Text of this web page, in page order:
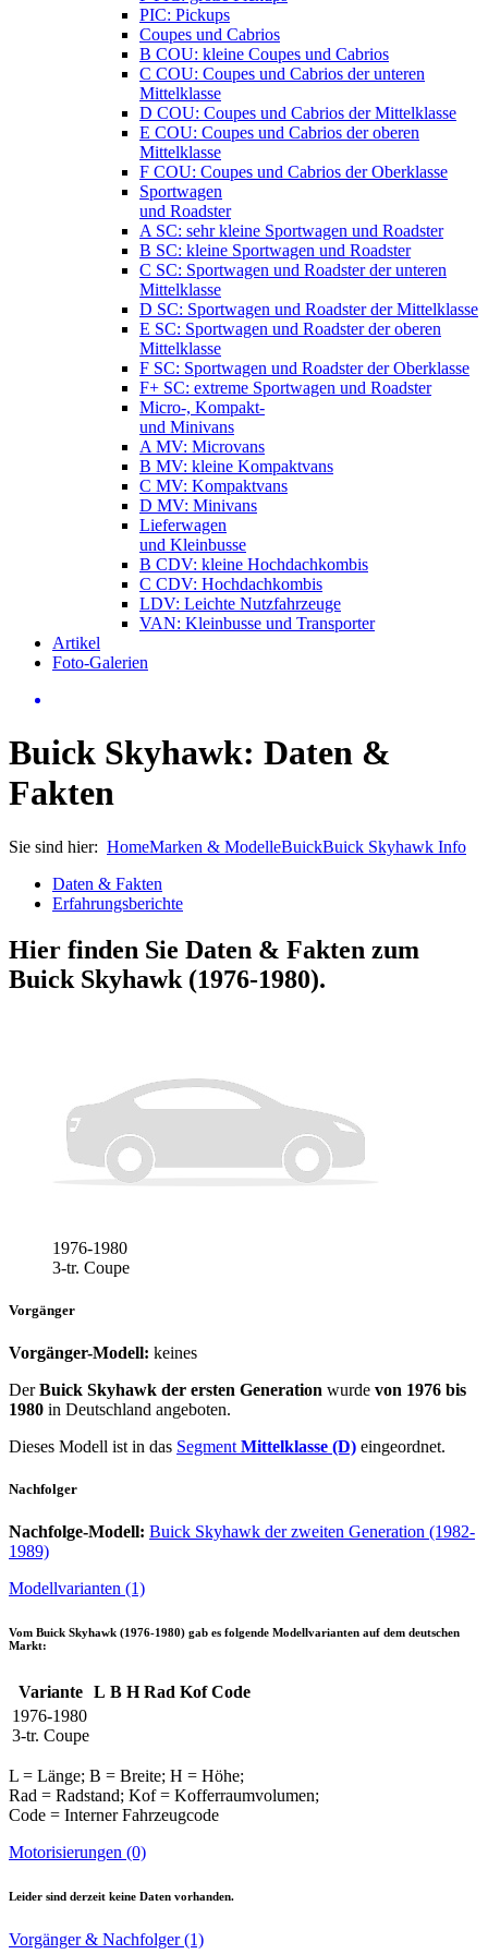
PIC: Pickups
Coupes und Cabrios
B COU: kleine Coupes und Cabrios
C COU: Coupes und Cabrios der unteren
Mittelklasse
D COU: Coupes und Cabrios der Mittelklasse
E COU: Coupes und Cabrios der oberen
Mittelklasse
F COU: Coupes und Cabrios der Oberklasse
Sportwagen
und Roadster
A SC: sehr kleine Sportwagen und Roadster
B SC: kleine Sportwagen und Roadster
C SC: Sportwagen und Roadster der unteren
Mittelklasse
D SC: Sportwagen und Roadster der Mittelklasse
E SC: Sportwagen und Roadster der oberen
Mittelklasse
F SC: Sportwagen und Roadster der Oberklasse
F+ SC: extreme Sportwagen und Roadster
Micro-, Kompakt-
und Minivans
A MV: Microvans
B MV: kleine Kompaktvans
C MV: Kompaktvans
D MV: Minivans
Lieferwagen
und Kleinbusse
B CDV: kleine Hochdachkombis
C CDV: Hochdachkombis
LDV: Leichte Nutzfahrzeuge
VAN: Kleinbusse und Transporter
Artikel
Foto-Galerien
Buick Skyhawk: Daten &
Fakten
Sie sind hier: HomeMarken & ModelleBuickBuick Skyhawk Info
Daten & Fakten
Erfahrungsberichte
Hier finden Sie Daten & Fakten zum
Buick Skyhawk (1976-1980).
1976-1980
3-tr. Coupe
Vorgänger
Vorgänger-Modell: keines
DerBuick Skyhawk der ersten Generation wurde von 1976 bis
1980 in Deutschland angeboten.
Dieses Modell ist in das Segment Mittelklasse (D) eingeordnet.
Nachfolger
Nachfolge-Modell: Buick Skyhawk der zweiten Generation (1982-
1989)
Modellvarianten (1)
Vom Buick Skyhawk (1976-1980) gab es folgende Modellvarianten auf dem deutschen
Markt:
Variante L B H Rad Kof Code
1976-1980
3-tr. Coupe
L = Länge; B = Breite; H = Höhe;
Rad = Radstand; Kof = Kofferraumvolumen;
Code = Interner Fahrzeugcode
Motorisierungen (0)
Leider sind derzeit keine Daten vorhanden.
Vorgänger & Nachfolger (1)